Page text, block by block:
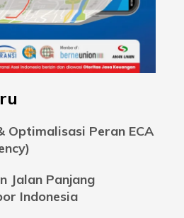
Optimalisasi Peran ECA
Jalan Panjang
Indonesia